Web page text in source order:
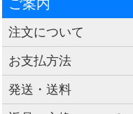
注文について
お支払方法
発送・送料